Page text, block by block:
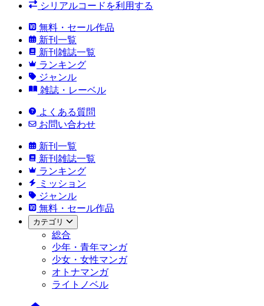
シリアルコードを利用する
無料・セール作品
新刊一覧
新刊雑誌一覧
ランキング
ジャンル
雑誌・レーベル
よくある質問
お問い合わせ
新刊一覧
新刊雑誌一覧
ランキング
ミッション
ジャンル
無料・セール作品
カテゴリ
総合
少年・青年マンガ
少女・女性マンガ
オトナマンガ
ライトノベル